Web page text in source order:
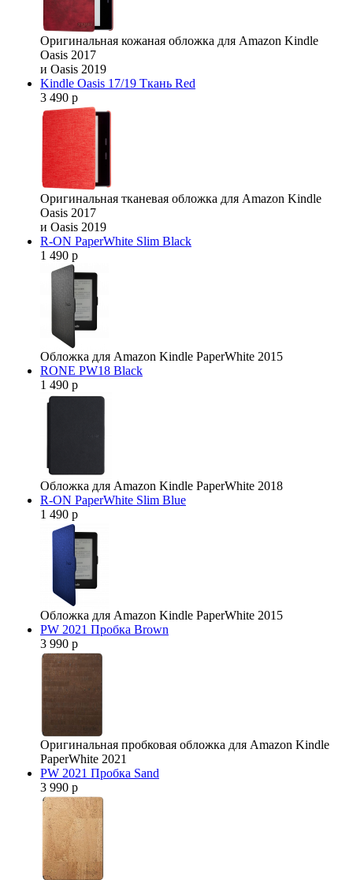
Оригинальная кожаная обложка для Amazon Kindle
Oasis 2017
и Oasis 2019
Kindle Oasis 17/19 Ткань Red
3 490 р
Оригинальная тканевая обложка для Amazon Kindle
Oasis 2017
и Oasis 2019
R-ON PaperWhite Slim Black
1 490 р
Обложка для Amazon Kindle PaperWhite 2015
RONE PW18 Black
1 490 р
Обложка для Amazon Kindle PaperWhite 2018
R-ON PaperWhite Slim Blue
1 490 р
Обложка для Amazon Kindle PaperWhite 2015
PW 2021 Пробка Brown
3 990 р
Оригинальная пробковая обложка для Amazon Kindle
PaperWhite 2021
PW 2021 Пробка Sand
3 990 р